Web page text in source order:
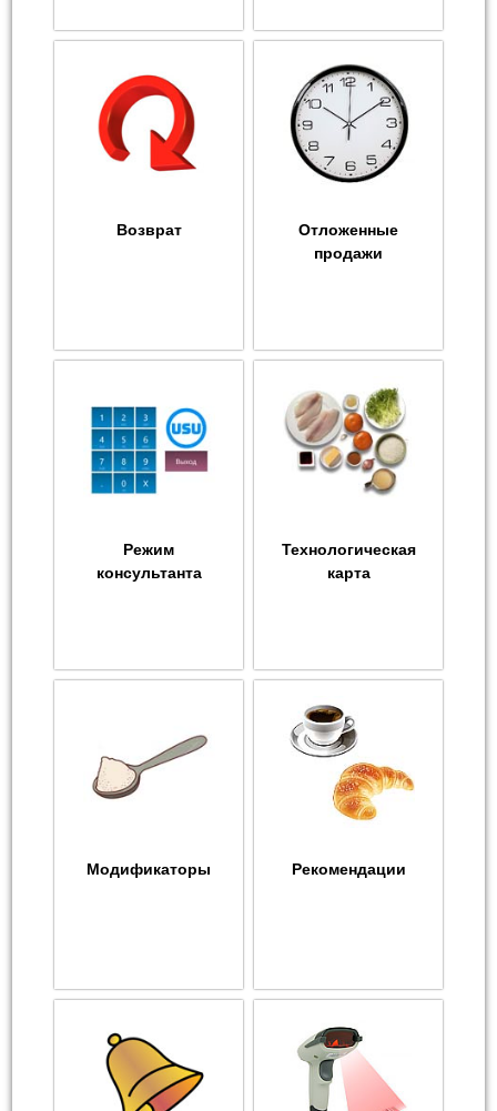
Возврат
Отложенные
продажи
Режим
консультанта
Технологическая
карта
Модификаторы Рекомендации